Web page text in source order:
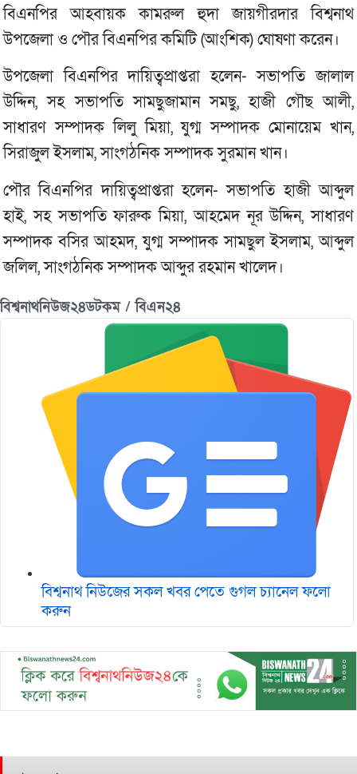
বিএনপির আহবায়ক কামরুল হুদা জায়গীরদার বিশ্বনাথ
উপজেলা ও পৌর বিএনপির কমিটি (আংশিক) ঘোষণা করেন।
উপজেলা বিএনপির দায়িত্বপ্রাপ্তরা হলেন- সভাপতি জালাল
উদ্দিন, সহ সভাপতি সামছুজামান সমছু, হাজী গৌছ আলী,
সাধারণ সম্পাদক লিলু মিয়া, যুগ্ম সম্পাদক মোনায়েম খান,
সিরাজুল ইসলাম, সাংগঠনিক সম্পাদক সুরমান খান।
পৌর বিএনপির দায়িত্বপ্রাপ্তরা হলেন- সভাপতি হাজী আব্দুল
হাই, সহ সভাপতি ফারুক মিয়া, আহমেদ নূর উদ্দিন, সাধারণ
সম্পাদক বসির আহমদ, যুগ্ম সম্পাদক সামছুল ইসলাম, আব্দুল
জলিল, সাংগঠনিক সম্পাদক আব্দুর রহমান খালেদ।
বিশ্বনাথনিউজ২৪ডটকম / বিএন২৪
বিশ্বনাথ নিউজের সকল খবর পেতে গুগল চ‌্যানেল ফলো
করুন